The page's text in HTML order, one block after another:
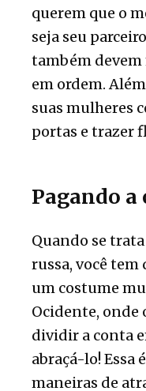
querem que o
seja seu
também
em ordem.
suas mulheres
portas e trazer
Pagando a
Quando se
russa, você tem
um costume
Ocidente, onde
dividir a conta
abraçá-lo! Essa
maneiras de